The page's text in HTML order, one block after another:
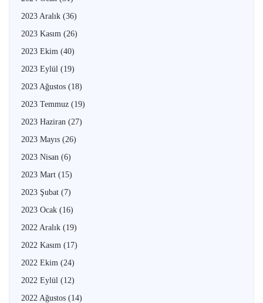
2023 Aralık (36)
2023 Kasım (26)
2023 Ekim (40)
2023 Eylül (19)
2023 Ağustos (18)
2023 Temmuz (19)
2023 Haziran (27)
2023 Mayıs (26)
2023 Nisan (6)
2023 Mart (15)
2023 Şubat (7)
2023 Ocak (16)
2022 Aralık (19)
2022 Kasım (17)
2022 Ekim (24)
2022 Eylül (12)
2022 Ağustos (14)